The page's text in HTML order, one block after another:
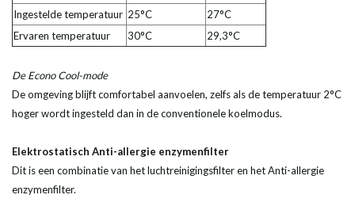
Ingestelde temperatuur 25°C
27°C
Ervaren temperatuur
30°C 29,3°C
De Econo Cool-mode
De omgeving blijft comfortabel aanvoelen, zelfs als de temperatuur 2°C
hoger wordt ingesteld dan in de conventionele koelmodus.
Elektrostatisch Anti-allergie enzymenfilter
Dit is een combinatie van het luchtreinigingsfilter en het Anti-allergie
enzymenfilter.